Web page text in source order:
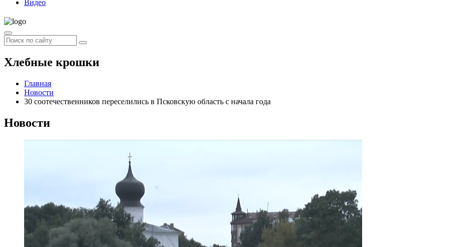
Видео
Хлебные крошки
Главная
Новости
30 соотечественников переселились в Псковскую область с начала года
Новости